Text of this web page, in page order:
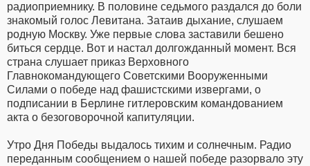
радиоприемнику. В половине седьмого раздался до боли
знакомый голос Левитана. Затаив дыхание, слушаем
родную Москву. Уже первые слова заставили бешено
биться сердце. Вот и настал долгожданный момент. Вся
страна слушает приказ Верховного
Главнокомандующего Советскими Вооруженными
Силами о победе над фашистскими извергами, о
подписании в Берлине гитлеровским командованием
акта о безоговорочной капитуляции.
Утро Дня Победы выдалось тихим и солнечным. Радио
переданным сообщением о нашей победе разорвало эту